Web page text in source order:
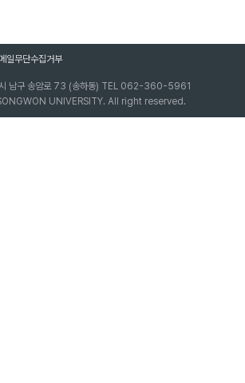
일무단수집거부
남구 송암로 73 (송하동) TEL 062-360-5961
UNIVERSITY. All right reserved.